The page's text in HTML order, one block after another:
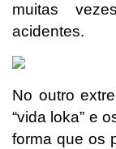
muitas
acidentes.
No outro
“vida loka” e
forma que os